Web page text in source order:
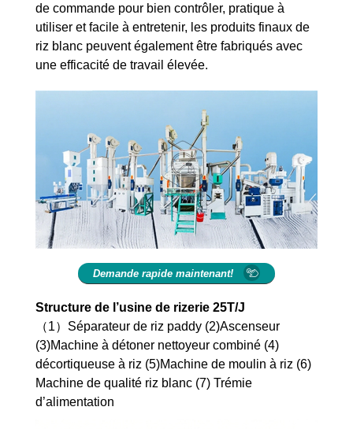
de commande pour bien contrôler, pratique à
utiliser et facile à entretenir, les produits finaux de
riz blanc peuvent également être fabriqués avec
une efficacité de travail élevée.
Demande rapide maintenant!
Structure de l’usine de rizerie 25T/J
（1）Séparateur de riz paddy (2)Ascenseur
(3)Machine à détoner nettoyeur combiné (4)
décortiqueuse à riz (5)Machine de moulin à riz (6)
Machine de qualité riz blanc (7) Trémie
d’alimentation